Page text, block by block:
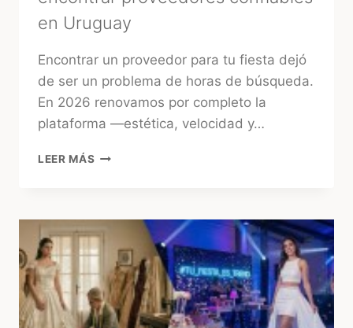
en Uruguay
Encontrar un proveedor para tu fiesta dejó
de ser un problema de horas de búsqueda.
En 2026 renovamos por completo la
plataforma —estética, velocidad y…
LEER MÁS TUFIESTA:
RÁPIDA
DE
ENCONTRAR
PROVEEDORES
CONFIABLES
EN
URUGUAY